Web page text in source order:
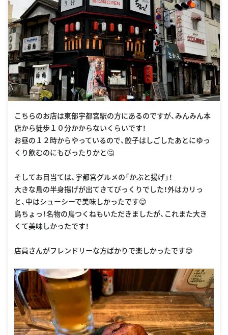
こちらのお店は東部宇都宮駅の方にあるのですが、みんみん本
店から徒歩１０分かからないくらいです！
お昼の１２時からやっているので、餃子はしごしたあとにゆっ
くり飲むのにもぴったりかと🤔
そしてお目当ては、宇都宮グルメの「かぶと揚げ」！
大きな鳥の半身揚げが出てきてびっくりでした！外はカリっ
と、中はシューシーで美味しかったです😌
鳥ちょっ！名物の鳥つくねもいただきましたが、これまた大き
くて美味しかったです！
店員さんがフレンドリーな方ばかりで楽しかったです😌